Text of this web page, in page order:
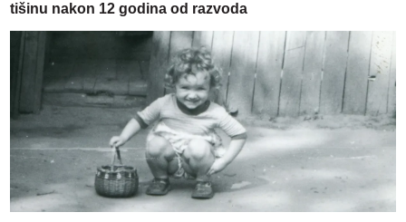
tišinu nakon 12 godina od razvoda